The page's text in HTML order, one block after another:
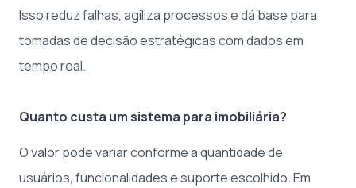
Isso reduz falhas, agiliza processos e dá base para
tomadas de decisão estratégicas com dados em
tempo real.
Quanto custa um sistema para imobiliária?
O valor pode variar conforme a quantidade de
usuários, funcionalidades e suporte escolhido. Em